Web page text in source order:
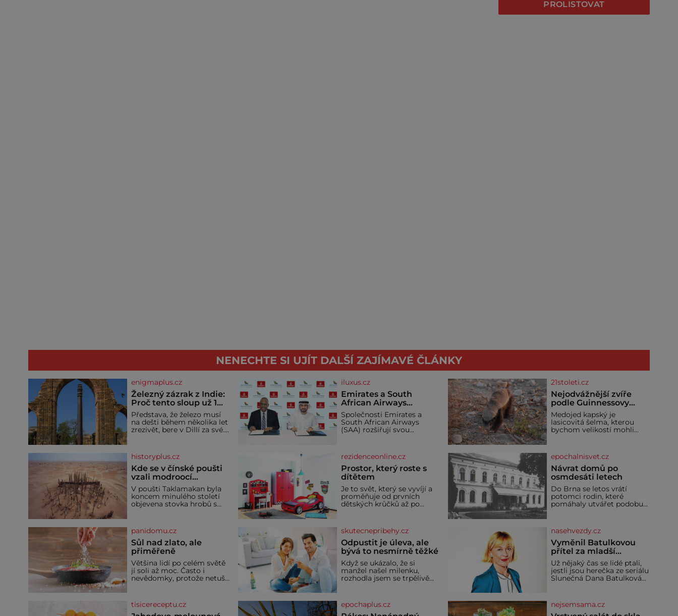
PROLISTOVAT
NENECHTE SI UJÍT DALŠÍ ZAJÍMAVÉ ČLÁNKY
enigmaplus.cz
Železný zázrak z Indie:
Proč tento sloup už 1
600 let nezná rez?
Představa, že železo musí
na dešti během několika let
zrezivět, bere v Dillí za své.
vysoký železný sloup, který
už přibližně 1 600 let
odolává počasí
iluxus.cz
Emirates a South
African Airways
rozšiřují partnerství.
Cestujícím nově
zpřístupní dalších
Společnosti Emirates a
South African Airways
(SAA) rozšiřují svou
dohoda zpřístupní
cestujícím devět dalších
destinací v jižní a střední
Africe a u
21stoleti.cz
Nejodvážnější zvíře
podle Guinnessovy
knihy rekordů?
Šelmička s pruhem na
hřbetě!
Medojed kapský je
lasicovitá šelma, kterou
bychom velikostí mohli
nebojácná, ostatně bývá
označována za
nejodvážnější zvíře vůbec. V
této souvislosti je dokonc
historyplus.cz
Kde se v čínské poušti
vzali modroocí
blonďáci?
V poušti Taklamakan byla
koncem minulého století
objevena stovka hrobů s
byli pohřbeni s úctou a
četnými milodary. Asi
nejvíc přitom vědce zaujal
hrob tříměsíčního
chlapečka s modrou
filcovou čapkou, z níž se
draly blonďaté vlásky. Fakt,
že jsou těla dávných lidí
klimatickým podmínkám.
Sucho, prosolené písky a
rezidenceonline.cz
Prostor, který roste s
dítětem
Je to svět, který se vyvíjí a
proměňuje od prvních
dětských krůčků až po
bezpečí, kreativitu,
soustředění i odpočinek a
reaguje na každou etapu
života a specifické potřeby
dítěte. Pro nejmenší je
klíčová jednoduchost,
měkkost a bezpečí, proto
by pokoj miminka měl
epochalnisvet.cz
Návrat domů po
osmdesáti letech
Do Brna se letos vrátí
potomci rodin, které
pomáhaly utvářet podobu
světová válka. Příběhy rodů
Placzek, Löw-Beer,
Fuhrmann, Kohn a Stiassni
se stanou jednou z hlavních
dramaturgických linií
festivalu židovské kultury
ŠTETL FEST 2026. Některé
návraty nejsou jednoduché.
vyprávění, už dávno
panidomu.cz
Sůl nad zlato, ale
přiměřeně
Většina lidí po celém světě
jí soli až moc. Často i
nevědomky, protože netuší,
vyráběných potravinách,
dokonce i těch sladkých.
skutecnepribehy.cz
Odpustit je úleva, ale
bývá to nesmírně těžké
Když se ukázalo, že si
manžel našel milenku,
rozhodla jsem se trpělivě
rodině. Možná je to jedna z
nejtěžších věcí na světě. Ale
nasehvezdy.cz
Vyměnil Batulkovou
přítel za mladší
exemplář?
Už nějaký čas se lidé ptali,
jestli jsou herečka ze seriálu
Slunečná Dana Batulková
vůbec spolu. Herečka od
sebe přítele od samého
tisicereceptu.cz epochaplus.cz nejsemsama.cz